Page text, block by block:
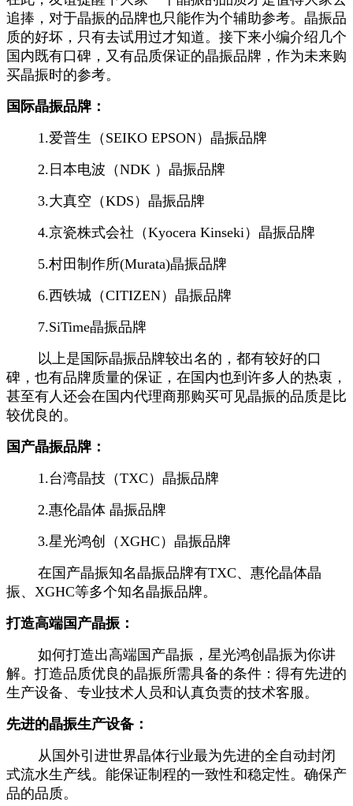
追捧，对于晶振的品牌也只能作为个辅助参考。晶振品
质的好坏，只有去试用过才知道。接下来小编介绍几个
国内既有口碑，又有品质保证的晶振品牌，作为未来购
买晶振时的参考。
国际晶振品牌：
1.爱普生（SEIKO EPSON）晶振品牌
2.日本电波（NDK ）晶振品牌
3.大真空（KDS）晶振品牌
4.京瓷株式会社（Kyocera Kinseki）晶振品牌
5.村田制作所(Murata)晶振品牌
6.西铁城（CITIZEN）晶振品牌
7.SiTime晶振品牌
以上是国际晶振品牌较出名的，都有较好的口
碑，也有品牌质量的保证，在国内也到许多人的热衷，
甚至有人还会在国内代理商那购买可见晶振的品质是比
较优良的。
国产晶振品牌：
1.台湾晶技（TXC）晶振品牌
2.惠伦晶体 晶振品牌
3.星光鸿创（XGHC） 晶振品牌
在国产晶振知名晶振品牌有TXC、惠伦晶体晶
振、XGHC等多个知名晶振品牌。
打造高端国产晶振：
如何打造出高端国产晶振，星光鸿创晶振为你讲
解。打造品质优良的晶振所需具备的条件：得有先进的
生产设备、专业技术人员和认真负责的技术客服。
先进的晶振生产设备：
从国外引进世界晶体行业最为先进的全自动封闭
式流水生产线。能保证制程的一致性和稳定性。确保产
品的品质。